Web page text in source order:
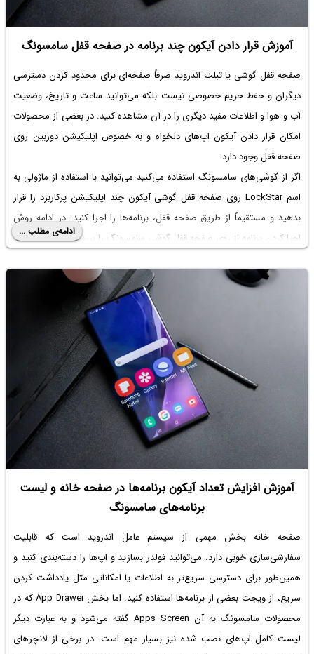
آموزش قرار دادن آیکون چند برنامه در صفحه قفل سامسونگ
صفحه قفل گوشی یا تبلت اندروید صرفاً صفحه‌ای برای محدود کردن دسترسی
دیگران و حفظ حریم خصوصی نیست بلکه می‌توانید ساعت و تاریخ، وضعیت
آب و هوا و اطلاعات مفید دیگری را در آن مشاهده کنید. در بعضی از محصولات
امکان قرار دادن آیکون اپ‌های دلخواه و به خصوص اپلیکیشن دوربین روی
صفحه قفل وجود دارد.
اگر از گوشی‌های سامسونگ استفاده می‌کنید می‌توانید با استفاده از ماژولی به
اسم LockStar روی صفحه قفل گوشی آیکون چند اپلیکیشن پرکاربرد را قرار
بدهید و مستقیماً از طریق صفحه قفل، برنامه‌ها را اجرا کنید. در ادامه روش
اجرا کردن برنامه از روی صفحه قفل گوشی سامسونگ را بررسی می‌کنیم.
ادامه‌ی مطلب ...
آموزش افزایش تعداد آیکون برنامه‌ها در صفحه خانه و لیست
برنامه‌های سامسونگ
صفحه خانه بخش مهمی از سیستم عامل اندروید است که قابلیت
سفارشی‌سازی خوبی دارد. می‌توانید فولدر بسازید و اپ‌ها را دسته‌بندی کنید و
همین‌طور برای دسترسی سریع‌تر به اطلاعات یا امکاناتی مثل یادداشت کردن
سریع، از ویجت بعضی از برنامه‌ها استفاده کنید. اما بخش App Drawer که در
محصولات سامسونگ به آن Apps Screen گفته می‌شود و به عبارت دیگر
لیست کامل اپ‌های نصب شده نیز بسیار مهم است. در برخی از لانچرهای